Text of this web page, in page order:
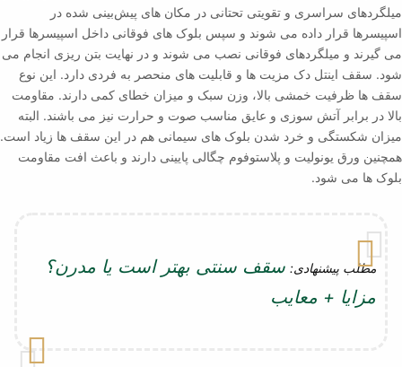
میلگردهای سراسری و تقویتی تحتانی در مکان های پیش‌بینی شده در
اسپیسرها قرار داده می شوند و سپس بلوک های فوقانی داخل اسپیسرها قرار
می گیرند و میلگردهای فوقانی نصب می شوند و در نهایت بتن ریزی انجام می
شود. سقف اینتل دک مزیت ها و قابلیت های منحصر به فردی دارد. این نوع
سقف ها ظرفیت خمشی بالا، وزن سبک و میزان خطای کمی دارند. مقاومت
بالا در برابر آتش سوزی و عایق مناسب صوت و حرارت نیز می باشند. البته
میزان شکستگی و خرد شدن بلوک های سیمانی هم در این سقف ها زیاد است.
همچنین ورق یونولیت و پلاستوفوم چگالی پایینی دارند و باعث افت مقاومت
بلوک ها می شود.
مطلب پیشنهادی: سقف سنتی بهتر است یا مدرن؟
مزایا + معایب